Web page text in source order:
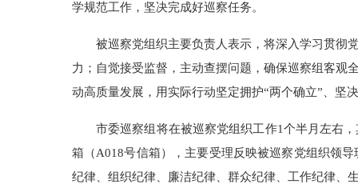
学规范工作，坚决完成好巡察任务。
被巡察党组织主要负责人表示，将深入学习贯彻
力；自觉接受监督，主动查摆问题，确保巡察组客观
动高质量发展，用实际行动坚定拥护“两个确立”、坚
市委巡察组将在被巡察党组织工作1个半月左右
箱（A018号信箱），主要受理反映被巡察党组织领
纪律、组织纪律、廉洁纪律、群众纪律、工作纪律、